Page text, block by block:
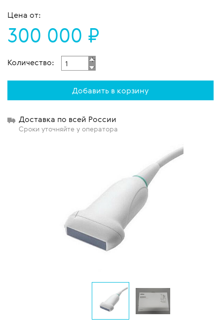
Цена от:
300 000 ₽
Количество:
Добавить в корзину
Доставка по всей России
Сроки уточняйте у оператора